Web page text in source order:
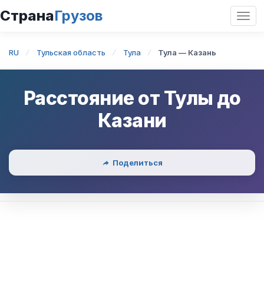
СтранаГрузов
RU Тульская область Тула Тула — Казань
Расстояние от Тулы до
Казани
Поделиться